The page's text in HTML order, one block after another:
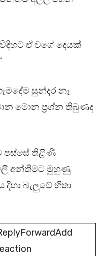
ඒ වගේ දෙයක්
සුන්දර නෑ
මොන ප්‍රශ්න තිබුණද
පස්සේ තිළිණි
අන්තිමට මුහුණු
බැලුවේ හිතා